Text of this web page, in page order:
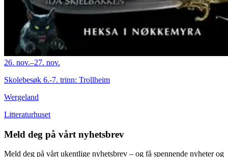
26. nov.–27. nov.
Skolebesøk 6.-7. trinn: Trollheim
Wergeland
Litteraturhuset
Meld deg på vårt nyhetsbrev
Meld deg på vårt ukentlige nyhetsbrev – og få spennende nyheter og